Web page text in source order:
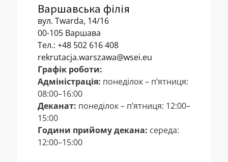
Варшавська філія
вул. Twarda, 14/16
00-105 Варшава
Тел.: +48 502 616 408
rekrutacja.warszawa@wsei.eu
Графікроботи:
Адміністрація: понеділок – п’ятниця:
08:00–16:00
Деканат: понеділок – п’ятниця: 12:00–
15:00
Години прийому декана: середа:
12:00–15:00